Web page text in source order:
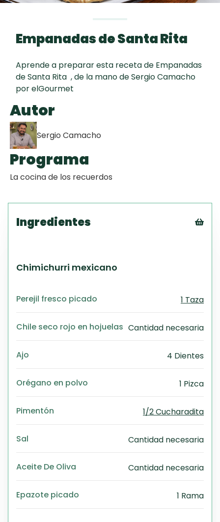
Galletas con
Chispas de
Chocolate
recetas
Empanadas de Santa Rita
Aprende a preparar esta receta de Empanadas
de Santa Rita , de la mano de Sergio Camacho
por elGourmet
Autor
Sergio Camacho
Programa
La cocina de los recuerdos
Ingredientes
Chimichurri mexicano
Perejil fresco picado 1 Taza
Chile seco rojo en hojuelas Cantidad necesaria
Ajo 4 Dientes
Orégano en polvo 1 Pizca
Pimentón 1/2 Cucharadita
Sal Cantidad necesaria
Aceite De Oliva Cantidad necesaria
Epazote picado 1 Rama